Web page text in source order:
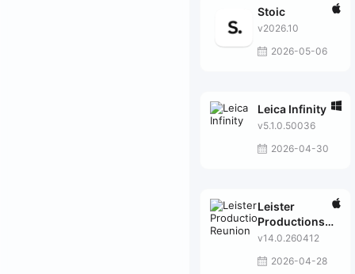
Stoic
v2026.10
2026-05-06
Leica Infinity
v5.1.0.50036
2026-04-30
Leister
Productions
Reunion
v14.0.260412
2026-04-28